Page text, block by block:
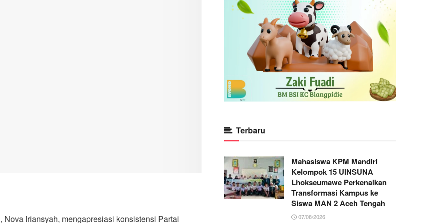
Iriansyah, mengapresiasi konsistensi Partai
Terbaru
Mahasiswa KPM Mandiri
Kelompok 15 UINSUNA
Lhokseumawe Perkenalkan
Transformasi Kampus ke
Siswa MAN 2 Aceh Tengah
07/08/2026